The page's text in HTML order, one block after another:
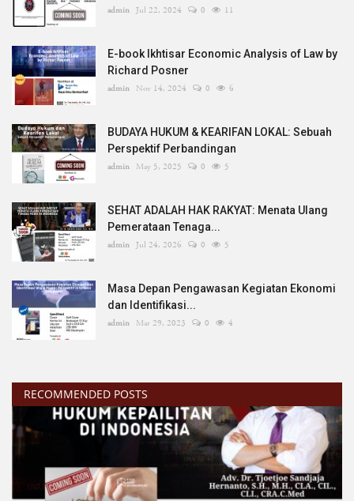
admin Jul 22, 2024 0 11
E-book Ikhtisar Economic Analysis of Law by
Richard Posner
admin Nov 14, 2024 0 6
BUDAYA HUKUM & KEARIFAN LOKAL: Sebuah
Perspektif Perbandingan
admin May 5, 2025 0 5
SEHAT ADALAH HAK RAKYAT: Menata Ulang
Pemerataan Tenaga...
admin Jul 24, 2026 0 5
Masa Depan Pengawasan Kegiatan Ekonomi
dan Identifikasi...
admin Mar 29, 2023 0 4
RECOMMENDED POSTS